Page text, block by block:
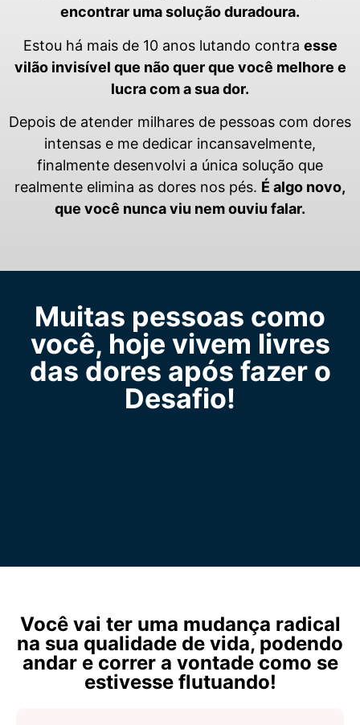
encontrar uma solução duradoura.
Estou há mais de 10 anos lutando contra esse
vilão invisível que não quer que você melhore e
lucra com a sua dor.
Depois de atender milhares de pessoas com dores
intensas e me dedicar incansavelmente,
finalmente desenvolvi a única solução que
realmente elimina as dores nos pés. É algo novo,
que você nunca viu nem ouviu falar.
Muitas pessoas como
você, hoje vivem livres
das dores após fazer o
Desafio!
Você vai ter uma mudança radical
na sua qualidade de vida, podendo
andar e correr a vontade como se
estivesse flutuando!